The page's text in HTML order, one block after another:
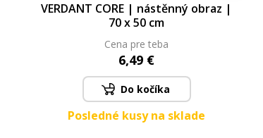
VERDANT CORE | nástěnný obraz |
70 x 50 cm
Cena pre teba
6,49 €
Do kočíka
Posledné kusy na sklade